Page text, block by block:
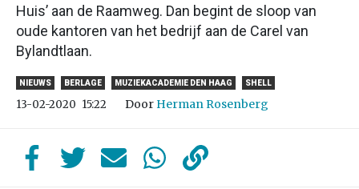
Huis’ aan de Raamweg. Dan begint de sloop van
oude kantoren van het bedrijf aan de Carel van
Bylandtlaan.
NIEUWS BERLAGE MUZIEKACADEMIE DEN HAAG SHELL
13-02-2020 15:22 Door Herman Rosenberg